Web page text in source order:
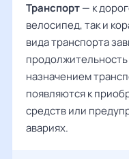
Транспорт— к
велосипед, так и
вида транспорта
назначением
появляются к
средств или
авариях.